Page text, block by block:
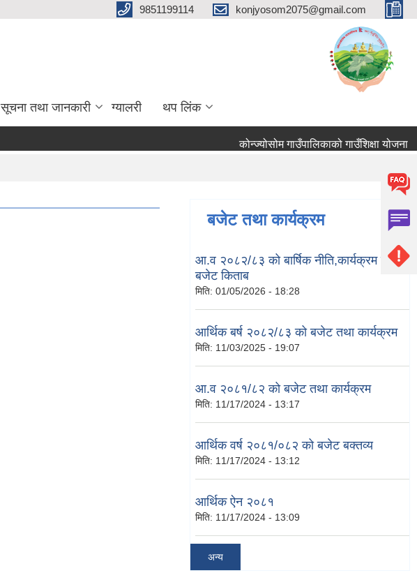
9851199114 konjyosom2075@gmail.com
सूचना तथा जानकारी ग्यालरी थप लिंक
कोन्ज्योसोम गाउँपालिकाको गाउँशिक्षा योजना
बजेट तथा कार्यक्रम
आ.व २०८२/८३ को बार्षिक नीति,कार्यक्रम तथा
बजेट किताब
मिति: 01/05/2026 - 18:28
आर्थिक बर्ष २०८२/८३ को बजेट तथा कार्यक्रम
मिति: 11/03/2025 - 19:07
आ.व २०८१/८२ को बजेट तथा कार्यक्रम
मिति: 11/17/2024 - 13:17
आर्थिक वर्ष २०८१/०८२ को बजेट बक्तव्य
मिति: 11/17/2024 - 13:12
आर्थिक ऐन २०८१
मिति: 11/17/2024 - 13:09
अन्य